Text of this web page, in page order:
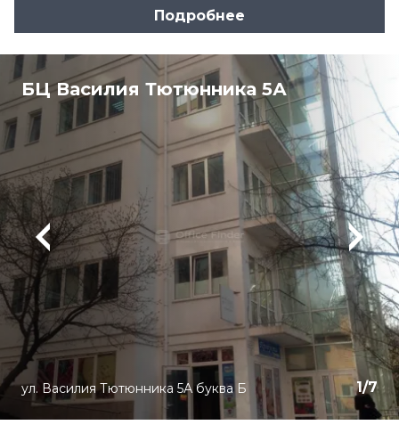
Подробнее
БЦ Василия Тютюнника 5А
1/7
ул. Василия Тютюнника 5А буква Б